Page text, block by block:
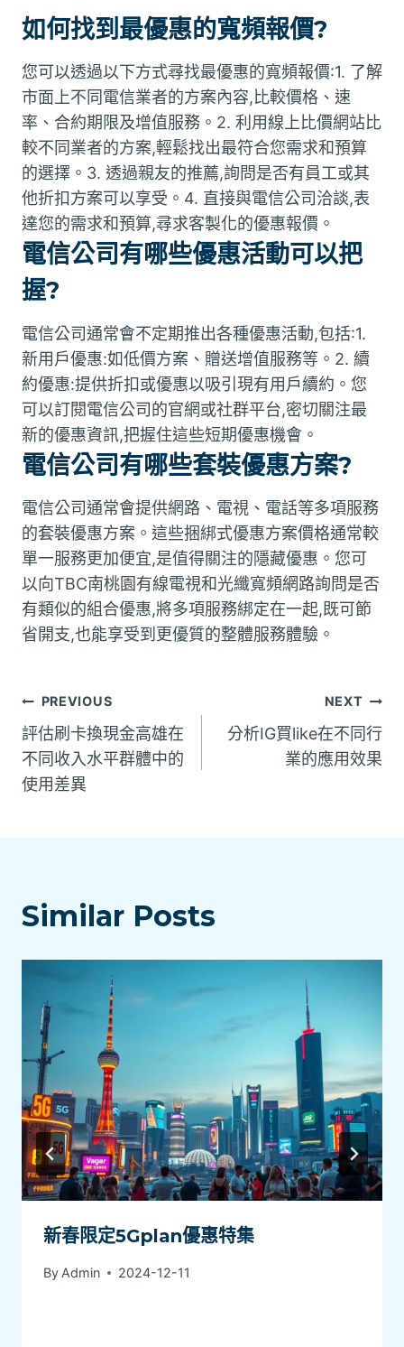
如何找到最優惠的寬頻報價?
您可以透過以下方式尋找最優惠的寬頻報價:1. 了解
市面上不同電信業者的方案內容,比較價格、速
率、合約期限及增值服務。2. 利用線上比價網站比
較不同業者的方案,輕鬆找出最符合您需求和預算
的選擇。3. 透過親友的推薦,詢問是否有員工或其
他折扣方案可以享受。4. 直接與電信公司洽談,表
達您的需求和預算,尋求客製化的優惠報價。
電信公司有哪些優惠活動可以把
握?
電信公司通常會不定期推出各種優惠活動,包括:1.
新用戶優惠:如低價方案、贈送增值服務等。2. 續
約優惠:提供折扣或優惠以吸引現有用戶續約。您
可以訂閱電信公司的官網或社群平台,密切關注最
新的優惠資訊,把握住這些短期優惠機會。
電信公司有哪些套裝優惠方案?
電信公司通常會提供網路、電視、電話等多項服務
的套裝優惠方案。這些捆綁式優惠方案價格通常較
單一服務更加便宜,是值得關注的隱藏優惠。您可
以向TBC南桃園有線電視和光纖寬頻網路詢問是否
有類似的組合優惠,將多項服務綁定在一起,既可節
省開支,也能享受到更優質的整體服務體驗。
文
章
導
PREVIOUS
評估刷卡換現金高雄在
不同收入水平群體中的
使用差異
NEXT
分析IG買like在不同行
業的應用效果
Similar Posts
新春限定5Gplan優惠特集
By Admin 2024-12-11